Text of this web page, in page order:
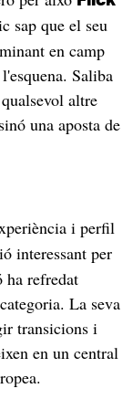
sap que el seu
en camp
Saliba
altre
una aposta de
i perfil
interessant per
ha refredat
La seva
transicions i
en un central